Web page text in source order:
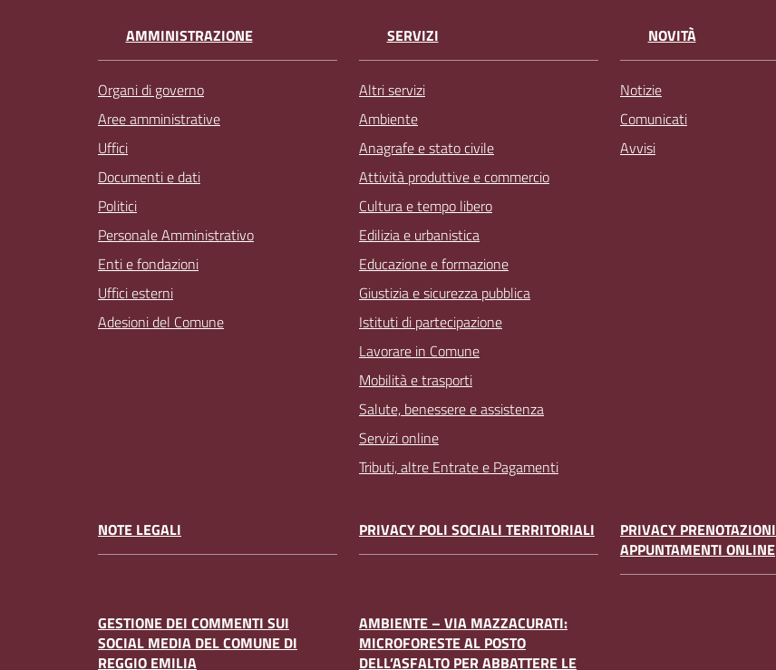
AMMINISTRAZIONE
Organi di governo
Aree amministrative
Uffici
Documenti e dati
Politici
Personale Amministrativo
Enti e fondazioni
Uffici esterni
Adesioni del Comune
SERVIZI
Altri servizi
Ambiente
Anagrafe e stato civile
Attività produttive e commercio
Cultura e tempo libero
Edilizia e urbanistica
Educazione e formazione
Giustizia e sicurezza pubblica
Istituti di partecipazione
Lavorare in Comune
Mobilità e trasporti
Salute, benessere e assistenza
Servizi online
Tributi, altre Entrate e Pagamenti
NOVITÀ
Notizie
Comunicati
Avvisi
NOTE LEGALI PRIVACY POLI SOCIALI TERRITORIALI
PRIVACY PRENOTAZIONI
APPUNTAMENTI ONLINE
GESTIONE DEI COMMENTI SUI
SOCIAL MEDIA DEL COMUNE DI
REGGIO EMILIA
AMBIENTE – VIA MAZZACURATI:
MICROFORESTE AL POSTO
DELL’ASFALTO PER ABBATTERE LE